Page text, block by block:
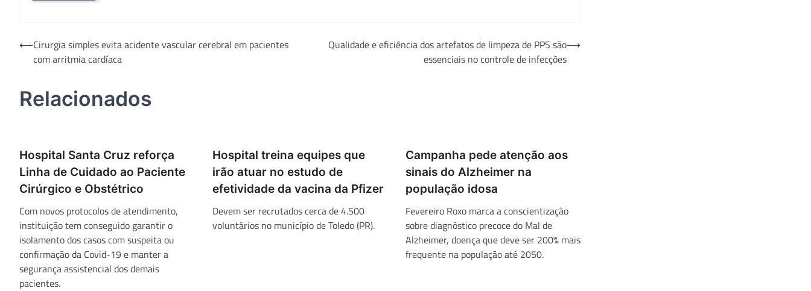
Navegação
⟵Cirurgia simples evita acidente vascular cerebral em pacientes
com arritmia cardíaca
Qualidade e eficiência dos artefatos de limpeza de PPS são
essenciais no controle de infecções
⟶
Relacionados
Hospital Santa Cruz reforça
Linha de Cuidado ao Paciente
Cirúrgico e Obstétrico
Com novos protocolos de atendimento,
instituição tem conseguido garantir o
isolamento dos casos com suspeita ou
confirmação da Covid-19 e manter a
segurança assistencial dos demais
pacientes.
Hospital treina equipes que
irão atuar no estudo de
efetividade da vacina da Pfizer
Devem ser recrutados cerca de 4.500
voluntários no município de Toledo (PR).
Campanha pede atenção aos
sinais do Alzheimer na
população idosa
Fevereiro Roxo marca a conscientização
sobre diagnóstico precoce do Mal de
Alzheimer, doença que deve ser 200% mais
frequente na população até 2050.